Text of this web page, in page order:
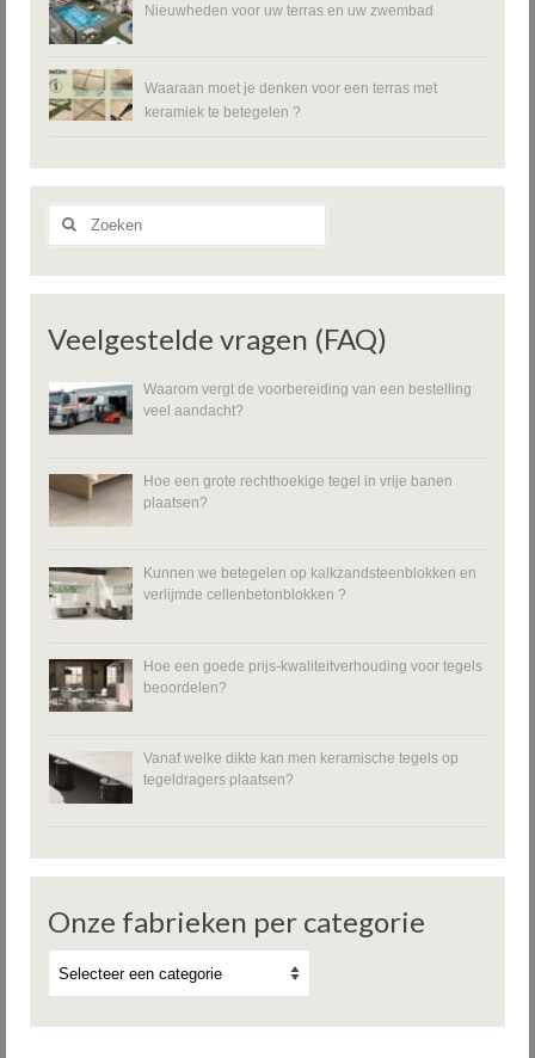
Nieuwheden voor uw terras en uw zwembad
Waaraan moet je denken voor een terras met
keramiek te betegelen ?
Zoeken
naar:
Veelgestelde vragen (FAQ)
Waarom vergt de voorbereiding van een bestelling
veel aandacht?
Hoe een grote rechthoekige tegel in vrije banen
plaatsen?
Kunnen we betegelen op kalkzandsteenblokken en
verlijmde cellenbetonblokken ?
Hoe een goede prijs-kwaliteitverhouding voor tegels
beoordelen?
Vanaf welke dikte kan men keramische tegels op
tegeldragers plaatsen?
Onze fabrieken per categorie